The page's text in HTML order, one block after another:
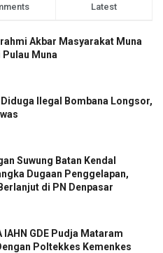
Latest
Akbar Masyarakat Muna
Muna
Ilegal Bombana Longsor,
Suwung Batan Kendal
Dugaan Penggelapan,
di PN Denpasar
IAHN GDE Pudja Mataram
Poltekkes Kemenkes